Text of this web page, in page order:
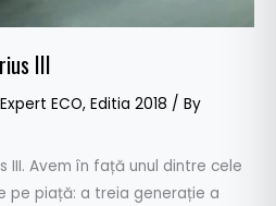
III
ECO, Editia 2018 / By
III. Avem în față unul dintre cele
pe piață: a treia generație a